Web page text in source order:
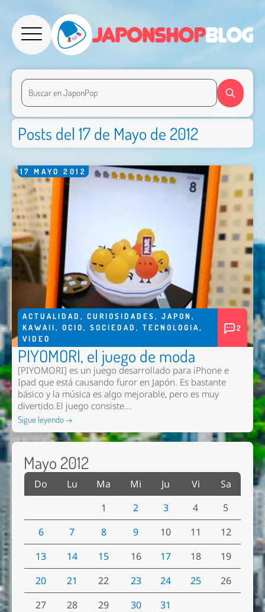
Posts del 17 de Mayo de 2012
17 MAYO 2012
ACTUALIDAD , CURIOSIDADES, JAPON ,
KAWAII, OCIO, SOCIEDAD , TECNOLOGIA,
VIDEO
2
PIYOMORI, el juego de moda
[PIYOMORI] es un juego desarrollado para iPhone e
Ipad que está causando furor en Japón. Es bastante
básico y la música es algo mejorable, pero es muy
divertido.El juego consiste...
Sigue leyendo →
Mayo 2012
Do Lu Ma Mi Ju Vi
Sa
1
2 3 4
5
6
7 8 9 10 11
12
13
14 15 16 17 18
19
20
21 22 23 24 25
26
27
28 29 30 31